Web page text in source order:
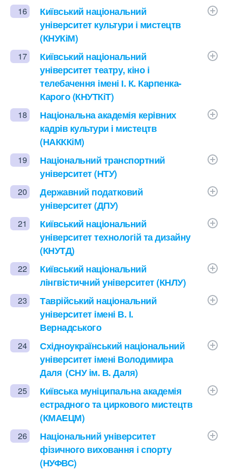
16
Київський національний
університет культури і мистецтв
(КНУКіМ)
17
Київський національний
університет театру, кіно і
телебачення імені І. К. Карпенка-
Карого (КНУТКіТ)
18
Національна академія керівних
кадрів культури і мистецтв
(НАКККіМ)
19
Національний транспортний
університет (НТУ)
20
Державний податковий
університет (ДПУ)
21
Київський національний
університет технологій та дизайну
(КНУТД)
22
Київський національний
лінгвістичний університет (КНЛУ)
23
Таврійський національний
університет імені В. І.
Вернадського
24
Східноукраїнський національний
університет імені Володимира
Даля (СНУ ім. В. Даля)
25
Київська муніципальна академія
естрадного та циркового мистецтв
(КМАЕЦМ)
26
Національний університет
фізичного виховання і спорту
(НУФВС)